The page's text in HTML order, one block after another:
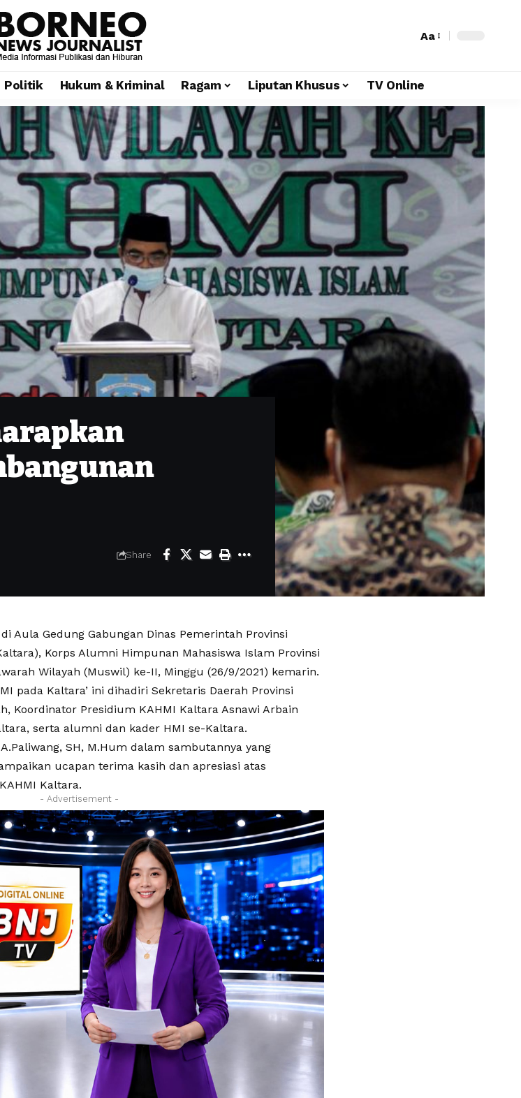
Aa
Politik Hukum & Kriminal Ragam Liputan Khusus TV Online
Share
Aula Gedung Gabungan Dinas Pemerintah Provinsi
Korps Alumni Himpunan Mahasiswa Islam Provinsi
Wilayah (Muswil) ke-II, Minggu (26/9/2021) kemarin.
pada Kaltara’ ini dihadiri Sekretaris Daerah Provinsi
Koordinator Presidium KAHMI Kaltara Asnawi Arbain
serta alumni dan kader HMI se-Kaltara.
SH, M.Hum dalam sambutannya yang
ucapan terima kasih dan apresiasi atas
Kaltara.
- Advertisement -